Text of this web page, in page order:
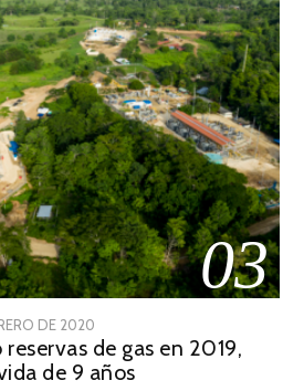
03
DE 2020
DE
JULIO
de gas en 2019,
de 9 años